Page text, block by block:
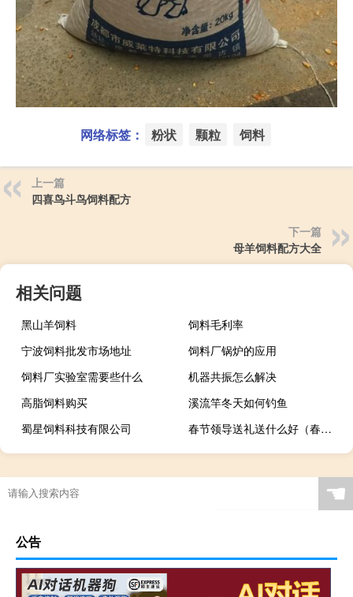
网络标签： 粉状 颗粒 饲料
上一篇
四喜鸟斗鸟饲料配方
下一篇
母羊饲料配方大全
相关问题
黑山羊饲料
饲料毛利率
宁波饲料批发市场地址
饲料厂锅炉的应用
饲料厂实验室需要些什么
机器共振怎么解决
高脂饲料购买
溪流竿冬天如何钓鱼
蜀星饲料科技有限公司
春节领导送礼送什么好（春节领导送礼）
☚
公告